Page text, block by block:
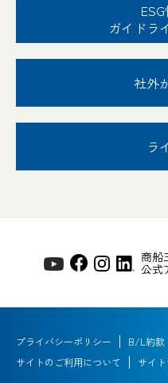
ガイドラ
社外
ラ
商船
公式
プライバシーポリシー
B/L約款
サイトのご利用について
サイ